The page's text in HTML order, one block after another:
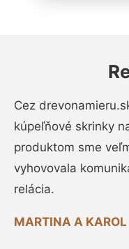
Cez
kúpeľňové skrinky
produktom sme
vyhovovala
relácia.
MARTINA A KAROL